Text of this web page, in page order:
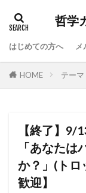
哲学
はじめての方へ
HOME テーマ
【終了】9/
「あなた
か？」(トロ
歓迎】